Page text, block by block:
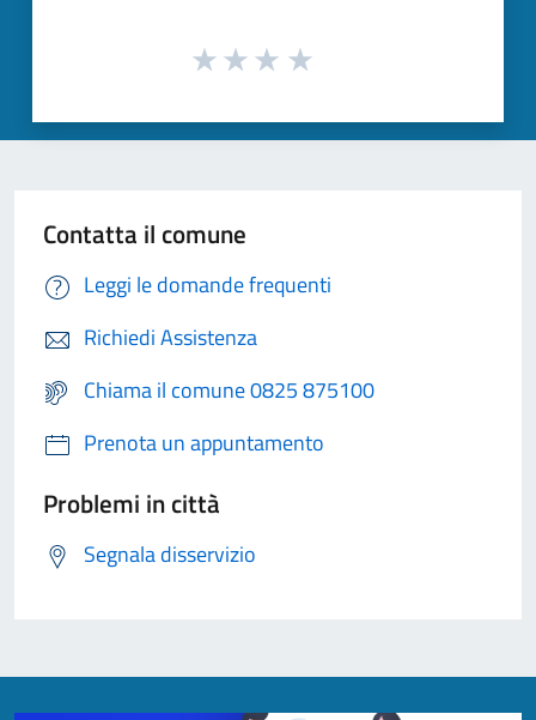
Contatta il comune
Leggi le domande frequenti
Richiedi Assistenza
Chiama il comune 0825 875100
Prenota un appuntamento
Problemi in città
Segnala disservizio